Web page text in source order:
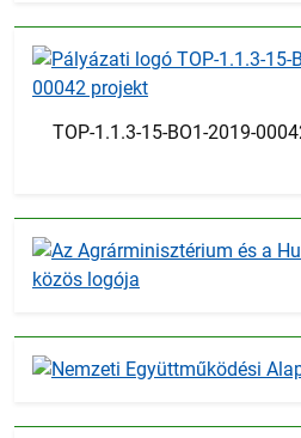
TOP-1.1.3-15-BO1-2019-